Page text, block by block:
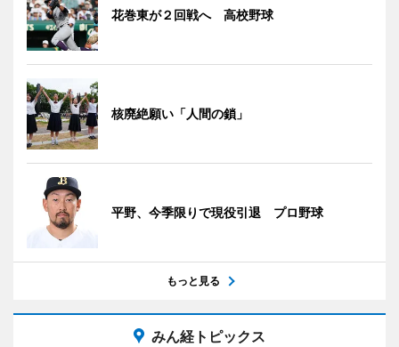
花巻東が２回戦へ 高校野球
核廃絶願い「人間の鎖」
平野、今季限りで現役引退 プロ野球
もっと見る
みん経トピックス